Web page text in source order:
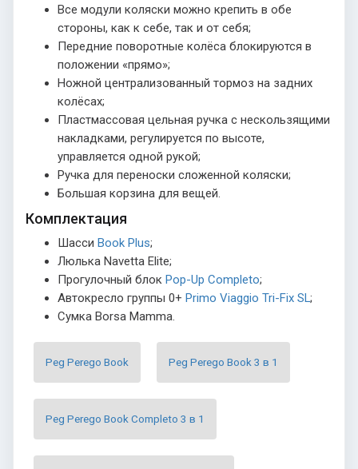
Все модули коляски можно крепить в обе
стороны, как к себе, так и от себя;
Передние поворотные колёса блокируются в
положении «прямо»;
Ножной централизованный тормоз на задних
колёсах;
Пластмассовая цельная ручка с нескользящими
накладками, регулируется по высоте,
управляется одной рукой;
Ручка для переноски сложенной коляски;
Большая корзина для вещей.
Комплектация
Шасси Book Plus;
Люлька Navetta Elite;
Прогулочный блок Pop-Up Completo;
Автокресло группы 0+ Primo Viaggio Tri-Fix SL;
Сумка Borsa Mamma.
Peg Perego Book Peg Perego Book 3 в 1
Peg Perego Book Completo 3 в 1